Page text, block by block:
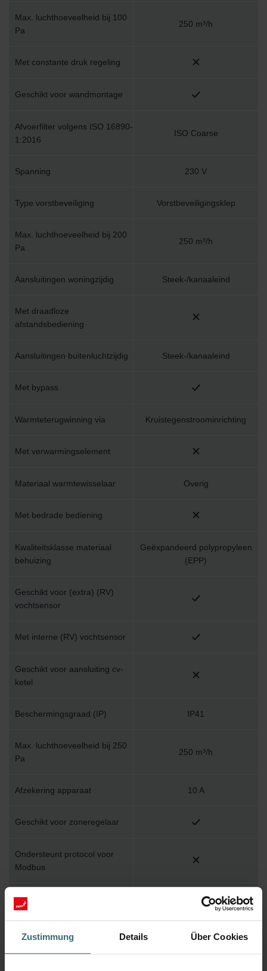
Zustimmung Details Über Cookies
Max. luchthoeveelheid bij 100
Pa
250 m³/h
Met constante druk regeling
Geschikt voor wandmontage
Afvoerfilter volgens ISO 16890-
1:2016
ISO Coarse
Spanning 230 V
Type vorstbeveiliging Vorstbeveiligingsklep
Max. luchthoeveelheid bij 200
Pa
250 m³/h
Aansluitingen woningzijdig Steek-/kanaaleind
Met draadloze
afstandsbediening
Aansluitingen buitenluchtzijdig Steek-/kanaaleind
Met bypass
Warmteterugwinning via Kruistegenstroominrichting
Met verwarmingselement
Materiaal warmtewisselaar Overig
Met bedrade bediening
Kwaliteitsklasse materiaal
behuizing
Geëxpandeerd polypropyleen
(EPP)
Geschikt voor (extra) (RV)
vochtsensor
Met interne (RV) vochtsensor
Geschikt voor aansluiting cv-
ketel
Beschermingsgraad (IP) IP41
Max. luchthoeveelheid bij 250
Pa
250 m³/h
Afzekering apparaat 10 A
Geschikt voor zoneregelaar
Ondersteunt protocol voor
Modbus
Met zoneregelaar
Toevoerfilter volgens ISO
ISO ePM1